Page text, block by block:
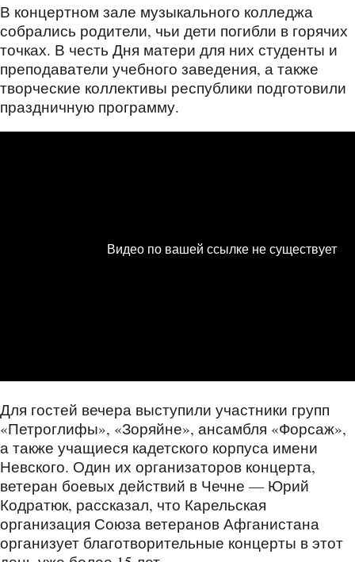
В концертном зале музыкального колледжа
собрались родители, чьи дети погибли в горячих
точках. В честь Дня матери для них студенты и
преподаватели учебного заведения, а также
творческие коллективы республики подготовили
праздничную программу.
Для гостей вечера выступили участники групп
«Петроглифы», «Зоряйне», ансамбля «Форсаж»,
а также учащиеся кадетского корпуса имени
Невского. Один их организаторов концерта,
ветеран боевых действий в Чечне — Юрий
Кодратюк, рассказал, что Карельская
организация Союза ветеранов Афганистана
организует благотворительные концерты в этот